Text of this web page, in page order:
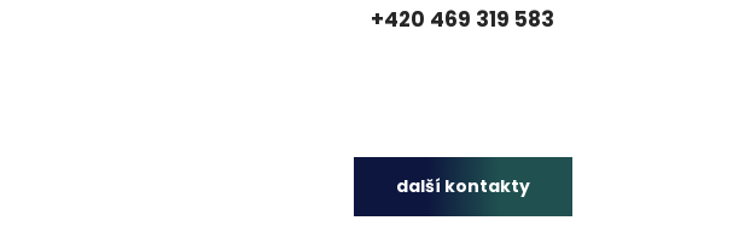
+420 469 319 583
další kontakty